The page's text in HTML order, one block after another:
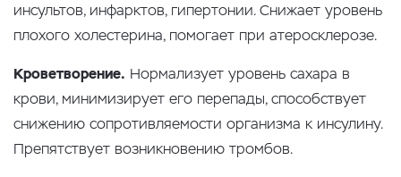
инсультов, инфарктов, гипертонии. Снижает уровень
плохого холестерина, помогает при атеросклерозе.
Кроветворение. Нормализует уровень сахара в
крови, минимизирует его перепады, способствует
снижению сопротивляемости организма к инсулину.
Препятствует возникновению тромбов.